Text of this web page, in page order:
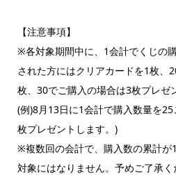
【注意事項】
※各対象期間中に、1会計でくじの
された方にはクリアカードを1枚、
枚、30でご購入の場合は3枚プレゼ
(例)8月13日に1会計で購入数量を
枚プレゼントします。)
※複数回の会計で、購入数の累計が
対象にはなりません。予めご了承く